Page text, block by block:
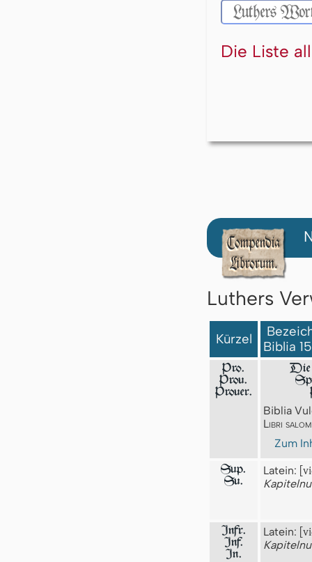
Die Liste
Luthers
Kürzel
Biblia
Pro.
Prou.
Prouer.
Die
Biblia
Libri
Zum
Sup.
Su.
Latein:
Infr.
Inf.
In.
Latein: